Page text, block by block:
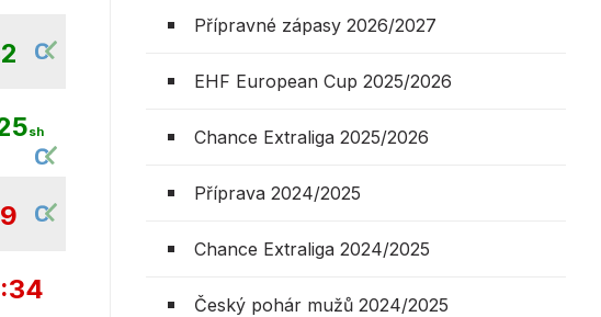
sh
Přípravné zápasy 2026/2027
EHF European Cup 2025/2026
Chance Extraliga 2025/2026
Příprava 2024/2025
Chance Extraliga 2024/2025
Český pohár mužů 2024/2025